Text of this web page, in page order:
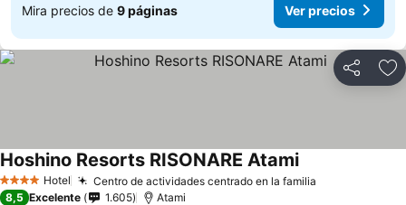
Mira precios de 9 páginas Ver precios
Compartir
4 EstrellasHotel Centro de actividades centrado en la familia
Hoshino Resorts RISONARE AtamiVer precios
8,5 Excelente 1.605 Atami